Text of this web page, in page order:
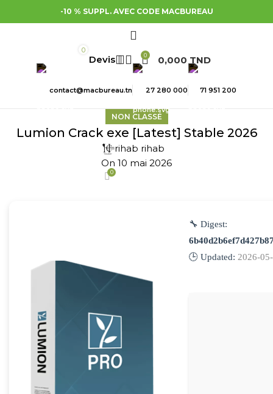
-10 % SUPPL. AVEC CODE MACBUREAU
0
0 0,000 TND
contact@macbureau.tn 27 280 000 71 951 200
NON CLASSÉ
Lumion Crack exe [Latest] Stable 2026
rihab rihab
On 10 mai 2026
0
🔧 Digest:
🕒 Updated: 2026-